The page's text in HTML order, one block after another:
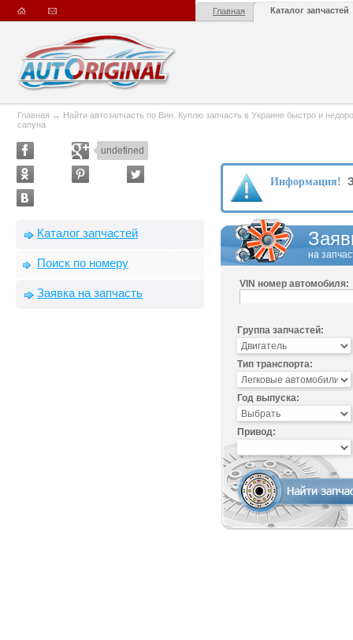
Главная Каталог запчастей
Главная → Найти автозапчасть по Вин. Куплю запчасть в Украине быстро и
сапуна
undefined
Каталог запчастей
Поиск по номеру
Заявка на запчасть
Информация!
на
VIN номер автомобиля:
Группа запчастей:
Тип транспорта:
Год выпуска:
Привод: